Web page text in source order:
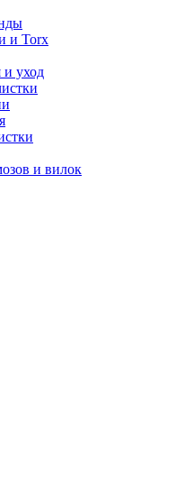
и Torx
уход
и вилок